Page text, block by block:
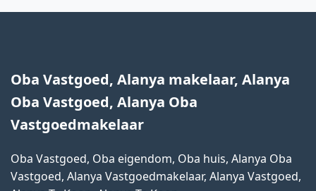
Oba Vastgoed, Alanya makelaar, Alanya
Oba Vastgoed, Alanya Oba
Vastgoedmakelaar
Oba Vastgoed, Oba eigendom, Oba huis, Alanya Oba
Vastgoed, Alanya Vastgoedmakelaar, Alanya Vastgoed,